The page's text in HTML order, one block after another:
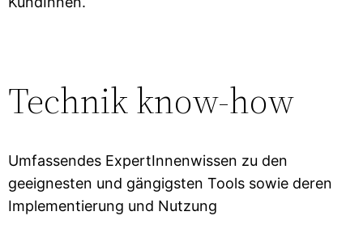
Technik know-how
Umfassendes ExpertInnenwissen zu den
geeignesten und gängigsten Tools sowie deren
Implementierung und Nutzung